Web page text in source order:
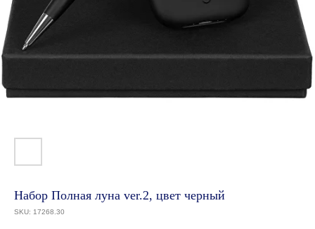
Набор Полная луна ver.2, цвет черный
SKU: 17268.30